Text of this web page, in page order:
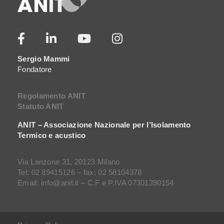
Sergio Mammi
Fondatore
Regolamento ANIT
Statuto ANIT
ANIT – Associazione Nazionale per l’Isolamento
Termico e acustico
Via Lanzone 31, 20123 Milano
Tel: 02 89415126 – fax: 02 58104378
Email: info@anit.it – C.F e P.IVA 07301390154